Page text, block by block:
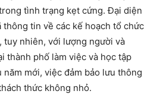
tình trạng kẹt cứng. Đại diện
thông tin về các kế hoạch tổ chức
nhiên, với lượng người và
thành phố làm việc và học tập
mới, việc đảm bảo lưu thông
thức không nhỏ.